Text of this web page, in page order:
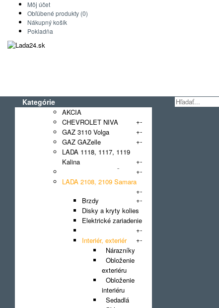
Môj účet
Obľúbené produkty (0)
Nákupný košík
Pokladňa
Kategórie
AKCIA
CHEVROLET NIVA
+-
GAZ 3110 Volga
+-
GAZ GAZelle
+-
LADA 1118, 1117, 1119
Kalina
+-
LADA 2101 - 2107 Žiguli
+-
LADA 2108, 2109 Samara
+-
Brzdy
+-
Disky a kryty kolies
Elektrické zariadenie
+-
Interiér, exteriér
+-
Nárazníky
Obloženie
exteriéru
Obloženie
interiéru
Sedadlá